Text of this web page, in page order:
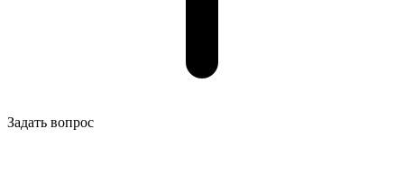
Задать вопрос